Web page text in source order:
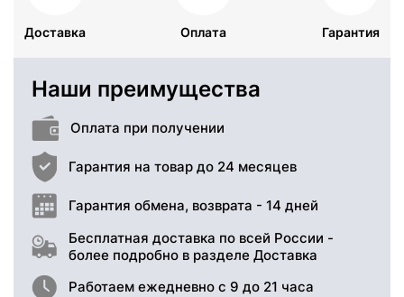
Доставка Оплата Гарантия
Наши преимущества
Оплата при получении
Гарантия на товар до 24 месяцев
Гарантия обмена, возврата - 14 дней
Бесплатная доставка по всей России -
более подробно в разделе Доставка
Работаем ежедневно с 9 до 21 часа